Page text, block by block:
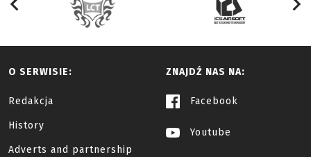
O SERWISIE:
Redakcja
History
Adverts and partnership
ZNAJDŹ NAS NA:
Facebook
Youtube